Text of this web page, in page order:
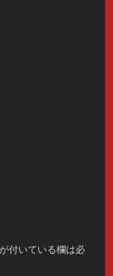
が付いている欄は必